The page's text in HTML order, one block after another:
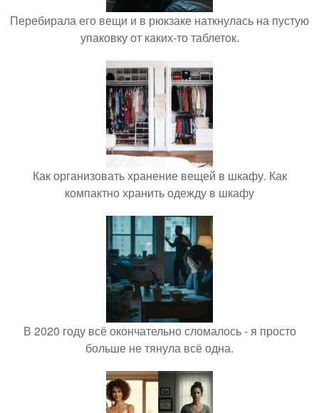
Перебирала его вещи и в рюкзаке наткнулась на пустую
упаковку от каких-то таблеток.
Как организовать хранение вещей в шкафу. Как
компактно хранить одежду в шкафу
В 2020 году всё окончательно сломалось - я просто
больше не тянула всё одна.